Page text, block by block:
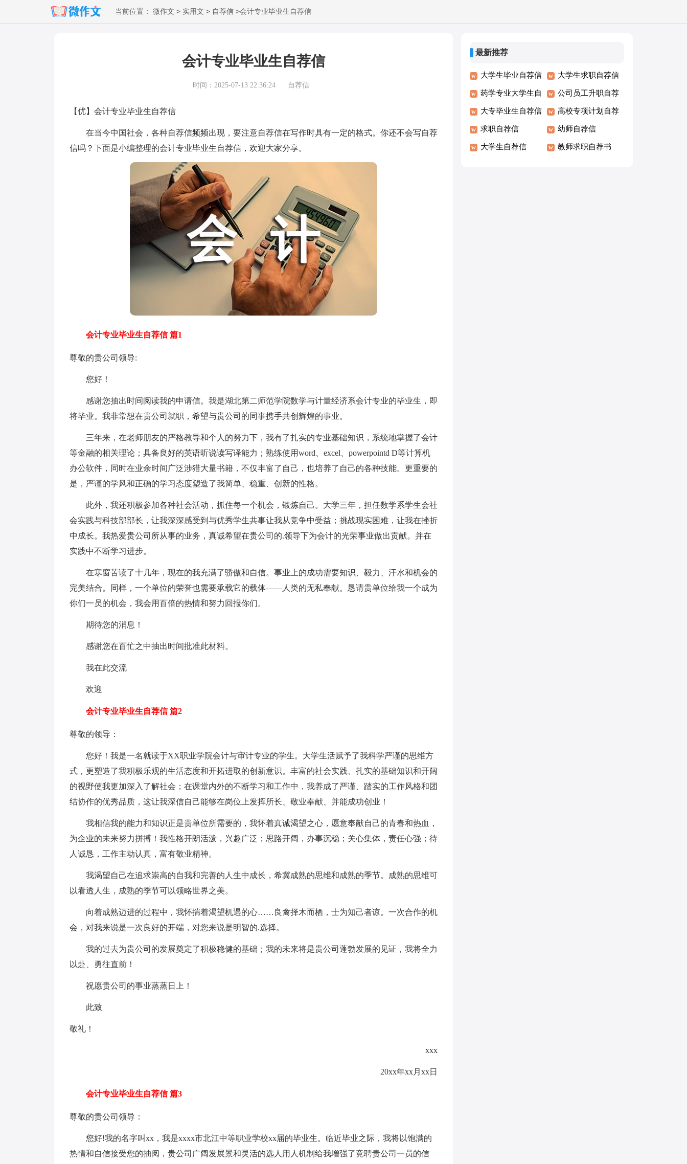
当前位置： 微作文 > 实用文 > 自荐信 >会计专业毕业生自荐信
会计专业毕业生自荐信
时间：2025-07-13 22:36:24 自荐信
【优】会计专业毕业生自荐信
在当今中国社会，各种自荐信频频出现，要注意自荐信在写作时具有一定的格式。你还不会写自荐
信吗？下面是小编整理的会计专业毕业生自荐信，欢迎大家分享。
会计专业毕业生自荐信 篇1
尊敬的贵公司领导:
您好！
感谢您抽出时间阅读我的申请信。我是湖北第二师范学院数学与计量经济系会计专业的毕业生，即
将毕业。我非常想在贵公司就职，希望与贵公司的同事携手共创辉煌的事业。
三年来，在老师朋友的严格教导和个人的努力下，我有了扎实的专业基础知识，系统地掌握了会计
等金融的相关理论；具备良好的英语听说读写译能力；熟练使用word、excel、powerpointd D等计算机
办公软件，同时在业余时间广泛涉猎大量书籍，不仅丰富了自己，也培养了自己的各种技能。更重要的
是，严谨的学风和正确的学习态度塑造了我简单、稳重、创新的性格。
此外，我还积极参加各种社会活动，抓住每一个机会，锻炼自己。大学三年，担任数学系学生会社
会实践与科技部部长，让我深深感受到与优秀学生共事让我从竞争中受益；挑战现实困难，让我在挫折
中成长。我热爱贵公司所从事的业务，真诚希望在贵公司的.领导下为会计的光荣事业做出贡献。并在
实践中不断学习进步。
在寒窗苦读了十几年，现在的我充满了骄傲和自信。事业上的成功需要知识、毅力、汗水和机会的
完美结合。同样，一个单位的荣誉也需要承载它的载体——人类的无私奉献。恳请贵单位给我一个成为
你们一员的机会，我会用百倍的热情和努力回报你们。
期待您的消息！
感谢您在百忙之中抽出时间批准此材料。
我在此交流
欢迎
会计专业毕业生自荐信 篇2
尊敬的领导：
您好！我是一名就读于XX职业学院会计与审计专业的学生。大学生活赋予了我科学严谨的思维方
式，更塑造了我积极乐观的生活态度和开拓进取的创新意识。丰富的社会实践、扎实的基础知识和开阔
的视野使我更加深入了解社会；在课堂内外的不断学习和工作中，我养成了严谨、踏实的工作风格和团
结协作的优秀品质，这让我深信自己能够在岗位上发挥所长、敬业奉献、并能成功创业！
我相信我的能力和知识正是贵单位所需要的，我怀着真诚渴望之心，愿意奉献自己的青春和热血，
为企业的未来努力拼搏！我性格开朗活泼，兴趣广泛；思路开阔，办事沉稳；关心集体，责任心强；待
人诚恳，工作主动认真，富有敬业精神。
我渴望自己在追求崇高的自我和完善的人生中成长，希冀成熟的思维和成熟的季节。成熟的思维可
以看透人生，成熟的季节可以领略世界之美。
向着成熟迈进的过程中，我怀揣着渴望机遇的心……良禽择木而栖，士为知己者谅。一次合作的机
会，对我来说是一次良好的开端，对您来说是明智的.选择。
我的过去为贵公司的发展奠定了积极稳健的基础；我的未来将是贵公司蓬勃发展的见证，我将全力
以赴、勇往直前！
祝愿贵公司的事业蒸蒸日上！
此致
敬礼！
xxx
20xx年xx月xx日
会计专业毕业生自荐信 篇3
尊敬的贵公司领导：
您好!我的名字叫xx，我是xxxx市北江中等职业学校xx届的毕业生。临近毕业之际，我将以饱满的
热情和自信接受您的抽阅，贵公司广阔发展景和灵活的选人用人机制给我增强了竞聘贵公司一员的信
最新推荐
大学生毕业自荐信 大学生求职自荐信
模版
药学专业大学生自
荐信
公司员工升职自荐
信
大专毕业生自荐信 高校专项计划自荐
信
求职自荐信 幼师自荐信
大学生自荐信 教师求职自荐书